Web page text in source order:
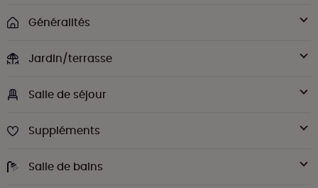
Généralités
Jardin/terrasse
Salle de séjour
Suppléments
Salle de bains